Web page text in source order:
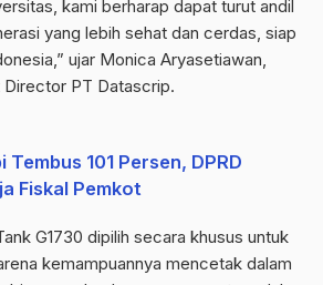
kami berharap dapat turut andil
yang lebih sehat dan cerdas, siap
ujar Monica Aryasetiawan,
PT Datascrip.
Tembus 101 Persen, DPRD
Fiskal Pemkot
G1730 dipilih secara khusus untuk
kemampuannya mencetak dalam